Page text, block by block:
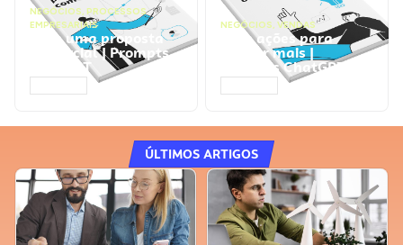
NEGÓCIOS, PROCESSOS
EMPRESARIAIS
Faça uma proposta
comercial | Prompts
ChatGPT
NEGÓCIOS, VENDAS
Faça ações para
vender mais |
Prompts ChatGPT
ÚLTIMOS ARTIGOS